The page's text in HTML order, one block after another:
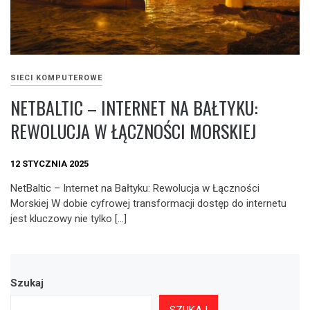
SIECI KOMPUTEROWE
NETBALTIC – INTERNET NA BAŁTYKU:
REWOLUCJA W ŁĄCZNOŚCI MORSKIEJ
12 STYCZNIA 2025
NetBaltic – Internet na Bałtyku: Rewolucja w Łączności
Morskiej W dobie cyfrowej transformacji dostęp do internetu
jest kluczowy nie tylko […]
Szukaj